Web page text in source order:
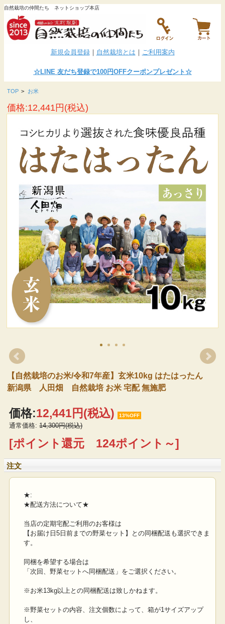
自然栽培の仲間たち ネットショップ本店
新規会員登録｜ 自然栽培とは ｜ ご利用案内
☆LINE友だち登録で100円OFFクーポンプレゼント☆
TOP > お米
価格:12,441円(税込)
【自然栽培のお米/令和7年産】玄米10kg はたはったん
新潟県 人田畑 自然栽培 お米 宅配 無施肥
価格:12,441円(税込) 13%OFF
通常価格: 14,300円(税込)
[ポイント還元 124ポイント～]
注文
★:
★配送方法について★
当店の定期宅配ご利用のお客様は
【お届け日5日前までの野菜セット】との同梱配送も選択できま
す。
同梱を希望する場合は
「次回、野菜セットへ同梱配送」をご選択ください。
※お米13kg以上との同梱配送は致しかねます。
※野菜セットの内容、注文個数によって、箱が1サイズアップ
し、